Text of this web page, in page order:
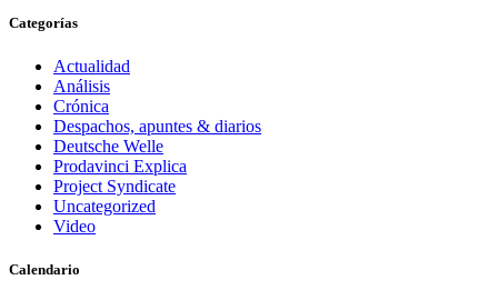
Categorías
Actualidad
Análisis
Crónica
Despachos, apuntes & diarios
Deutsche Welle
Prodavinci Explica
Project Syndicate
Uncategorized
Video
Calendario